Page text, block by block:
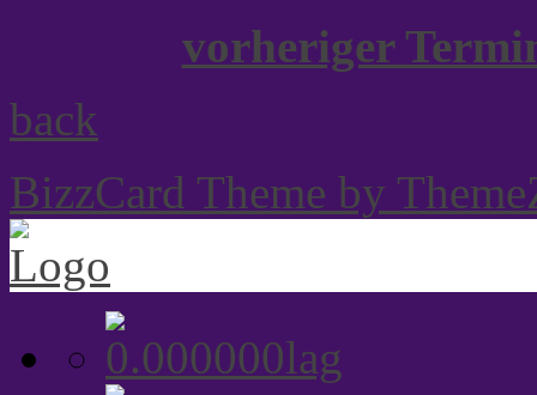
vorheriger
back
BizzCard Theme by